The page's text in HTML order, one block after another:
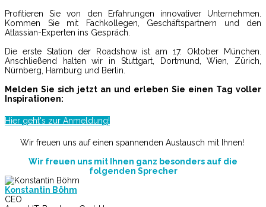
Profitieren Sie von den Erfahrungen innovativer Unternehmen.
Kommen Sie mit Fachkollegen, Geschäftspartnern und den
Atlassian-Experten ins Gespräch.
Die erste Station der Roadshow ist am 17. Oktober München.
Anschließend halten wir in Stuttgart, Dortmund, Wien, Zürich,
Nürnberg, Hamburg und Berlin.
Melden Sie sich jetzt an und erleben Sie einen Tag voller
Inspirationen:
Hier geht's zur Anmeldung!
Wir freuen uns auf einen spannenden Austausch mit Ihnen!
Wir freuen uns mit Ihnen ganz besonders auf die
folgenden Sprecher
Konstantin Böhm
CEO